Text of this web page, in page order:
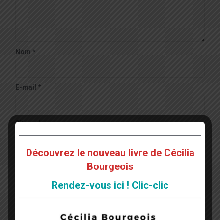
Nom *
E-mail *
Site web
without commenting.
Découvrez le nouveau livre de Cécilia
Bourgeois
Rendez-vous ici ! Clic-clic